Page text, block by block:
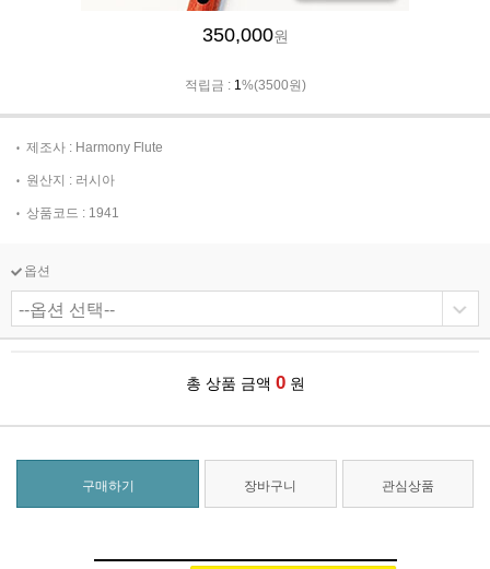
350,000원
적립금 : 1%(3500원)
제조사 : Harmony Flute
원산지 : 러시아
상품코드 : 1941
옵션
총 상품 금액 0 원
구매하기 장바구니 관심상품